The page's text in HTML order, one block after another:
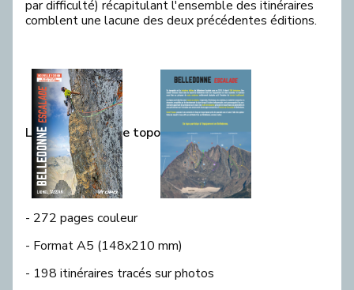
par difficulté) récapitulant l'ensemble des itinéraires
comblent une lacune des deux précédentes éditions.
L e topo
- 272 pages couleur
- Format A5 (148x210 mm)
- 198 itinéraires tracés sur photos